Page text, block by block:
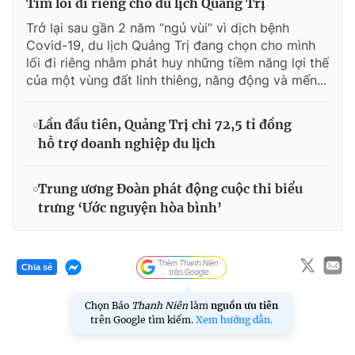
Trở lại sau gần 2 năm “ngủ vùi” vì dịch bệnh
Covid-19, du lịch Quảng Trị đang chọn cho mình
lối đi riêng nhằm phát huy những tiềm năng lợi thế
của một vùng đất linh thiêng, năng động và mến...
Lần đầu tiên, Quảng Trị chi 72,5 tỉ đồng
hỗ trợ doanh nghiệp du lịch
Trung ương Đoàn phát động cuộc thi biểu
trưng ‘Ước nguyện hòa bình’
Chia sẻ
Chọn Báo Thanh Niên làm nguồn ưu tiên
trên Google tìm kiếm. Xem hướng dẫn.